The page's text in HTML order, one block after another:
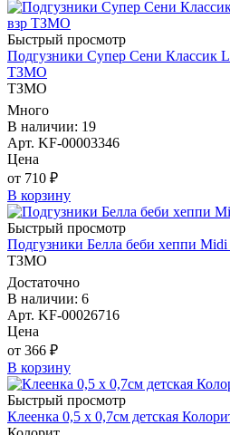
Быстрый просмотр
Подгузники Супер Сени Классик
ТЗМО
ТЗМО
Много
В наличии: 19
Арт. KF-00003346
Цена
от 710 ₽
В корзину
Быстрый просмотр
Подгузники Белла беби хеппи
ТЗМО
Достаточно
В наличии: 6
Арт. KF-00026716
Цена
от 366 ₽
В корзину
Быстрый просмотр
Клеенка 0,5 х 0,7см детская